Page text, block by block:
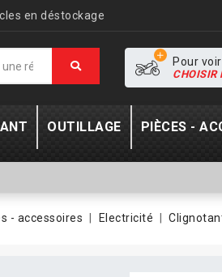
en déstockage
Pour
CHOISIR
OUTILLAGE PIÈCES -
- accessoires Electricité